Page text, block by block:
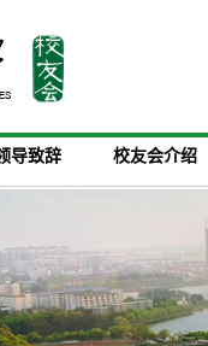
导致辞 校友会介绍